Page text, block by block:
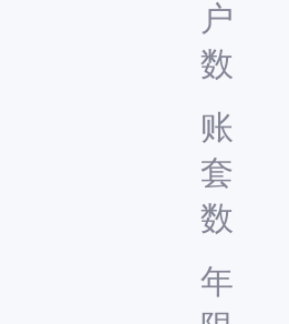
户
数
账
套
数
年